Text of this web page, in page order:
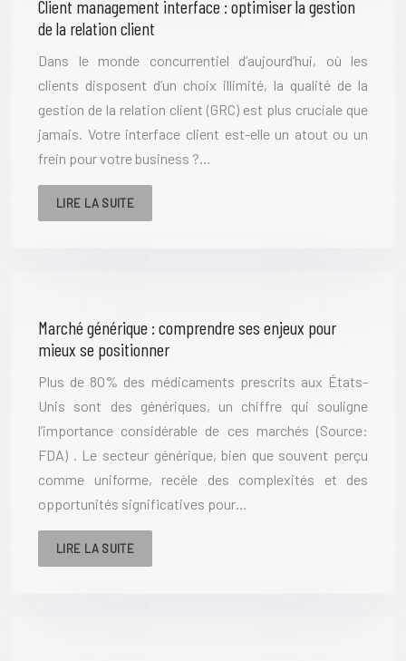
Client management interface : optimiser la gestion
de la relation client
Dans le monde concurrentiel d’aujourd’hui, où les
clients disposent d’un choix illimité, la qualité de la
gestion de la relation client (GRC) est plus cruciale que
jamais. Votre interface client est-elle un atout ou un
frein pour votre business ?…
LIRE LA SUITE
Marché générique : comprendre ses enjeux pour
mieux se positionner
Plus de 80% des médicaments prescrits aux États-
Unis sont des génériques, un chiffre qui souligne
l’importance considérable de ces marchés (Source:
FDA) . Le secteur générique, bien que souvent perçu
comme uniforme, recèle des complexités et des
opportunités significatives pour…
LIRE LA SUITE